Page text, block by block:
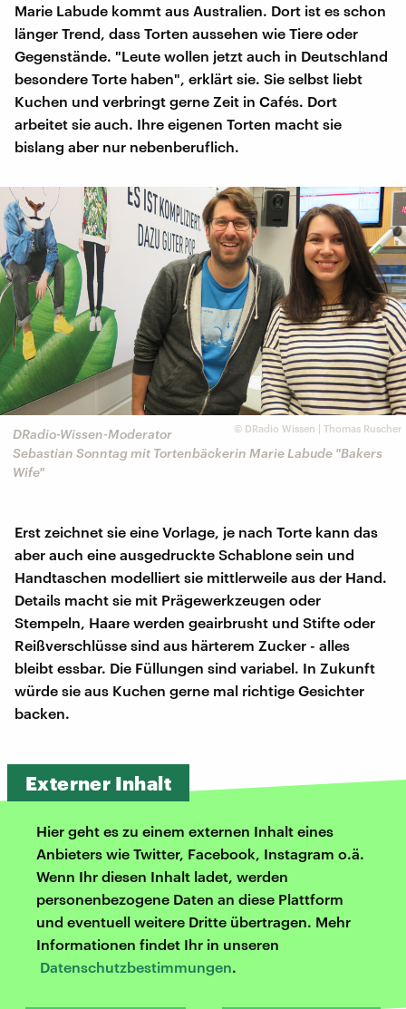
Marie Labude kommt aus Australien. Dort ist es schon
länger Trend, dass Torten aussehen wie Tiere oder
Gegenstände. "Leute wollen jetzt auch in Deutschland
besondere Torte haben", erklärt sie. Sie selbst liebt
Kuchen und verbringt gerne Zeit in Cafés. Dort
arbeitet sie auch. Ihre eigenen Torten macht sie
bislang aber nur nebenberuflich.
© DRadio Wissen | Thomas Ruscher
DRadio-Wissen-Moderator
Sebastian Sonntag mit Tortenbäckerin Marie Labude "Bakers
Wife"
Erst zeichnet sie eine Vorlage, je nach Torte kann das
aber auch eine ausgedruckte Schablone sein und
Handtaschen modelliert sie mittlerweile aus der Hand.
Details macht sie mit Prägewerkzeugen oder
Stempeln, Haare werden geairbrusht und Stifte oder
Reißverschlüsse sind aus härterem Zucker - alles
bleibt essbar. Die Füllungen sind variabel. In Zukunft
würde sie aus Kuchen gerne mal richtige Gesichter
backen.
Externer Inhalt
Hier geht es zu einem externen Inhalt eines
Anbieters wie Twitter, Facebook, Instagram o.ä.
Wenn Ihr diesen Inhalt ladet, werden
personenbezogene Daten an diese Plattform
und eventuell weitere Dritte übertragen. Mehr
Informationen findet Ihr in unseren
Datenschutzbestimmungen.